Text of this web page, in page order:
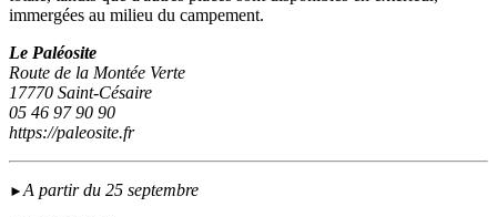
immergées au milieu du campement.
Le Paléosite
Route de la Montée Verte
17770 Saint-Césaire
05 46 97 90 90
https://paleosite.fr
►A partir du 25 septembre